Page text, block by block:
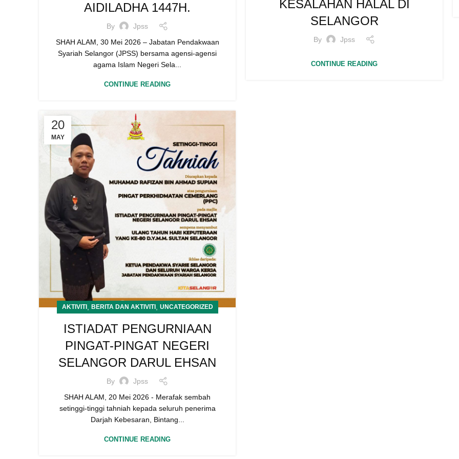
AIDILADHA 1447H.
By
Jpss
SHAH ALAM, 30 Mei 2026 – Jabatan Pendakwaan
Syariah Selangor (JPSS) bersama agensi-agensi
agama Islam Negeri Sela...
CONTINUE READING
KESALAHAN HALAL DI
SELANGOR
By Jpss
CONTINUE READING
20
MAY
AKTIVITI, BERITA DAN AKTIVITI, UNCATEGORIZED
ISTIADAT PENGURNIAAN
PINGAT-PINGAT NEGERI
SELANGOR DARUL EHSAN
By
Jpss
SHAH ALAM, 20 Mei 2026 - Merafak sembah
setinggi-tinggi tahniah kepada seluruh penerima
Darjah Kebesaran, Bintang...
CONTINUE READING